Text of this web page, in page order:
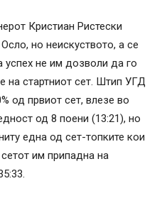
Кристиан Ристески
но неискуството, а се
успех не им дозволи да го
на стартниот сет. Штип УГД
од првиот сет, влезе во
од 8 поени (13:21), но
една од сет-топките кои
им припадна на